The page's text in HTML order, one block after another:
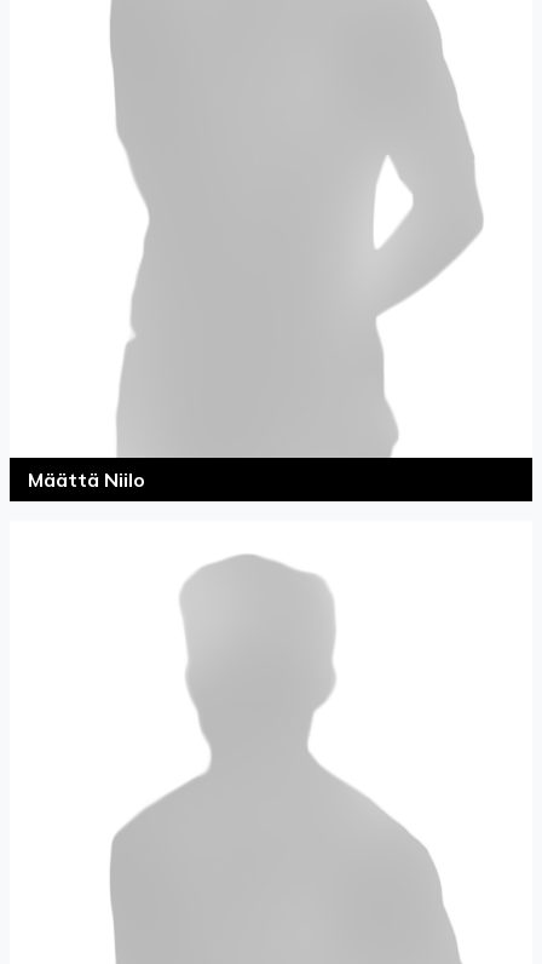
Määttä Niilo